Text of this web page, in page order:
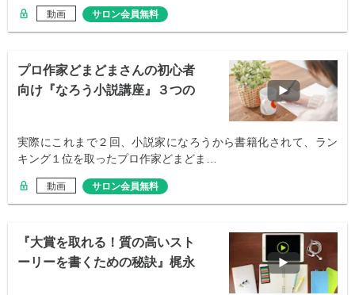
動画 サロン会員無料
プロ作家どまどまさんの初心者
向け『なろう小説講座』３つの
実際にこれまで２回、小説家になろうから書籍化されて、ラン
キング１位を取ったプロ作家どまどま…
動画 サロン会員無料
『大賞を取れる！質の高いスト
ーリーを書くための秘訣』梶永